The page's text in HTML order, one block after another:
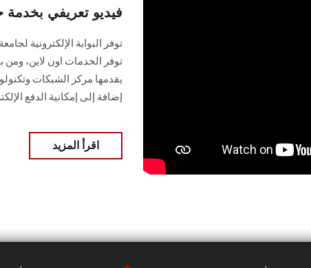
فيديو تعريفي
توفر البوابة الإلكترونية
توفر الخدمات اون لاين، ومن
يقدمها مركز الشبكات
إضافة إلى إمكانية الدفع
اقرأ المزيد